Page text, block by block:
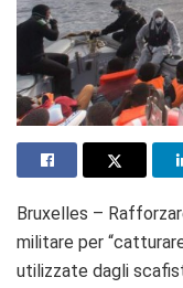
Bruxelles –
militare per
utilizzate dagli